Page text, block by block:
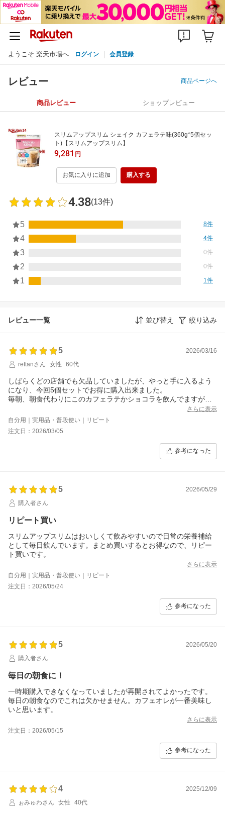
ようこそ 楽天市場へ ログイン 会員登録
レビュー 商品ページへ
商品レビュー ショップレビュー
スリムアップスリム シェイク カフェラテ味(360g*5個セッ
ト)【スリムアップスリム】
9,281 円
お気に入りに追加 購入する
4.38(13件)
5 8件
4 4件
3 0件
2 0件
1 1件
レビュー一覧 並び替え 絞り込み
5
2026/03/16
rettanさん
女性 60代
しばらくどの店舗でも欠品していましたが、やっと手に入るよう
になり、今回5個セットでお得に購入出来ました。
毎朝、朝食代わりにこのカフェラテかショコラを飲んでますが、
ショコラの方が少し甘味が強く、カフェラテの方がすっきりした
甘さかな？
基本カフェラテで、甘さが欲しい時にショコラを飲んでる感じで
す。
さらに表示
自分用｜実用品・普段使い｜リピート
注文日：2026/03/05
参考になった
5
2026/05/29
購入者さん
リピート買い
スリムアップスリムはおいしくて飲みやすいので日常の栄養補給
として毎日飲んでいます。まとめ買いするとお得なので、リピー
ト買いです。
さらに表示
自分用｜実用品・普段使い｜リピート
注文日：2026/05/24
参考になった
5
2026/05/20
購入者さん
毎日の朝食に！
一時期購入できなくなっていましたが再開されてよかったです。
毎日の朝食なのでこれは欠かせません。カフェオレが一番美味し
いと思います。
さらに表示
注文日：2026/05/15
参考になった
4
2025/12/09
ぉみゅわさん
女性 40代